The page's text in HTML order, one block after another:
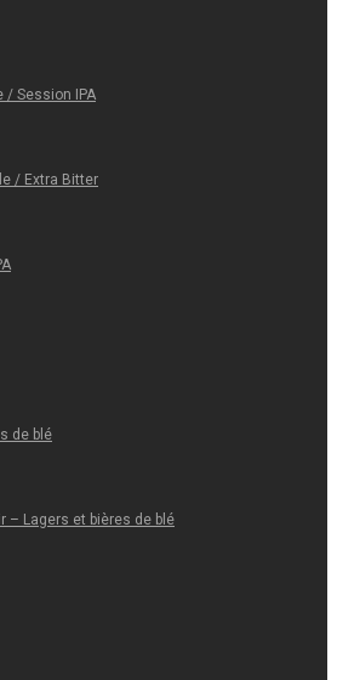
/ Session IPA
/ Extra Bitter
de blé
– Lagers et bières de blé